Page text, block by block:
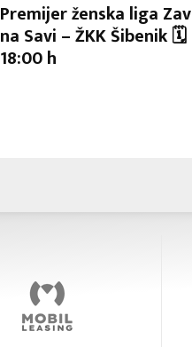
Premijer ženska liga
na Savi – ŽKK Šibenik 🗓
18:00 h